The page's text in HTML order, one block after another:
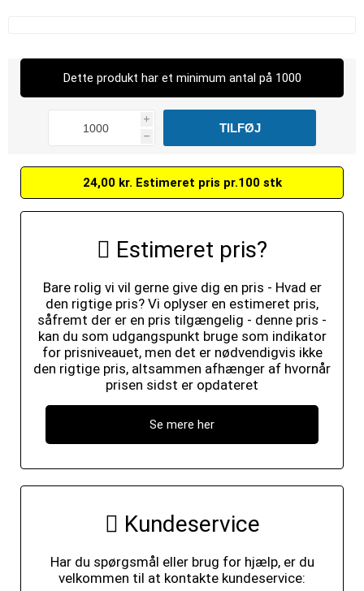
Dette produkt har et minimum antal på 1000
i
h
24,00 kr. Estimeret pris pr.100 stk
Estimeret pris?
Bare rolig vi vil gerne give dig en pris - Hvad er
den rigtige pris? Vi oplyser en estimeret pris,
såfremt der er en pris tilgængelig - denne pris -
kan du som udgangspunkt bruge som indikator
for prisniveauet, men det er nødvendigvis ikke
den rigtige pris, altsammen afhænger af hvornår
prisen sidst er opdateret
Se mere her
Kundeservice
Har du spørgsmål eller brug for hjælp, er du
velkommen til at kontakte kundeservice: